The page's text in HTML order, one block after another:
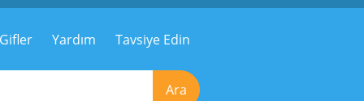
Yardım Tavsiye Edin
Ara